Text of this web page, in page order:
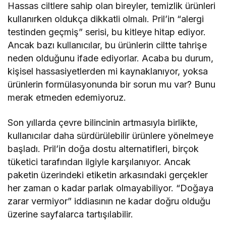
Hassas ciltlere sahip olan bireyler, temizlik ürünleri
kullanırken oldukça dikkatli olmalı. Pril’in “alergi
testinden geçmiş” serisi, bu kitleye hitap ediyor.
Ancak bazı kullanıcılar, bu ürünlerin ciltte tahrişe
neden olduğunu ifade ediyorlar. Acaba bu durum,
kişisel hassasiyetlerden mi kaynaklanıyor, yoksa
ürünlerin formülasyonunda bir sorun mu var? Bunu
merak etmeden edemiyoruz.
Son yıllarda çevre bilincinin artmasıyla birlikte,
kullanıcılar daha sürdürülebilir ürünlere yönelmeye
başladı. Pril’in doğa dostu alternatifleri, birçok
tüketici tarafından ilgiyle karşılanıyor. Ancak
paketin üzerindeki etiketin arkasındaki gerçekler
her zaman o kadar parlak olmayabiliyor. “Doğaya
zarar vermiyor” iddiasının ne kadar doğru olduğu
üzerine sayfalarca tartışılabilir.